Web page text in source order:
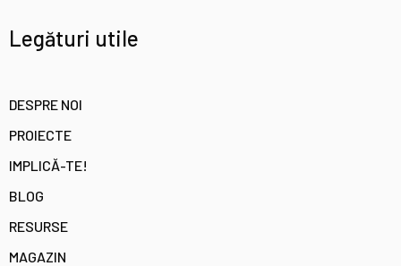
Legături utile
DESPRE NOI
PROIECTE
IMPLICĂ-TE!
BLOG
RESURSE
MAGAZIN